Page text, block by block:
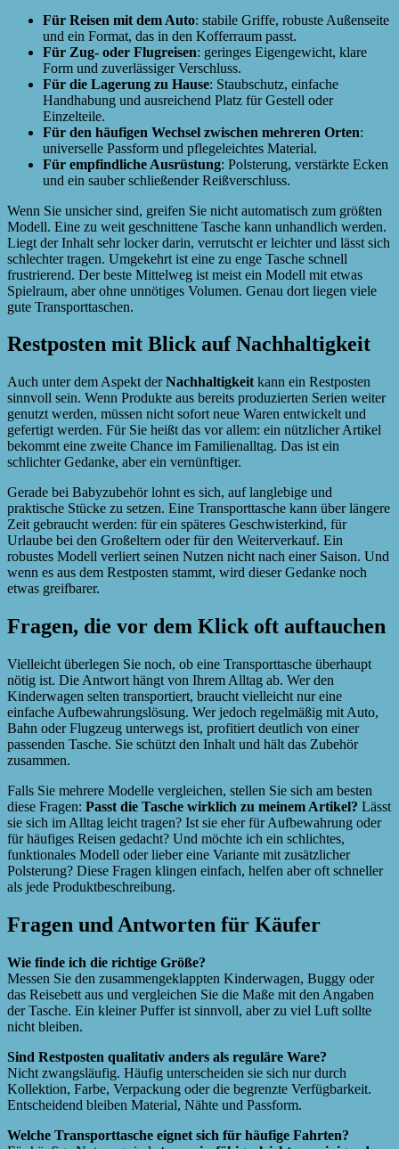
Für Reisen mit dem Auto: stabile Griffe, robuste Außenseite
und ein Format, das in den Kofferraum passt.
Für Zug- oder Flugreisen: geringes Eigengewicht, klare
Form und zuverlässiger Verschluss.
Für die Lagerung zu Hause: Staubschutz, einfache
Handhabung und ausreichend Platz für Gestell oder
Einzelteile.
Für den häufigen Wechsel zwischen mehreren Orten:
universelle Passform und pflegeleichtes Material.
Für empfindliche Ausrüstung: Polsterung, verstärkte Ecken
und ein sauber schließender Reißverschluss.
Wenn Sie unsicher sind, greifen Sie nicht automatisch zum größten
Modell. Eine zu weit geschnittene Tasche kann unhandlich werden.
Liegt der Inhalt sehr locker darin, verrutscht er leichter und lässt sich
schlechter tragen. Umgekehrt ist eine zu enge Tasche schnell
frustrierend. Der beste Mittelweg ist meist ein Modell mit etwas
Spielraum, aber ohne unnötiges Volumen. Genau dort liegen viele
gute Transporttaschen.
Restposten mit Blick auf Nachhaltigkeit
Auch unter dem Aspekt derNachhaltigkeit kann ein Restposten
sinnvoll sein. Wenn Produkte aus bereits produzierten Serien weiter
genutzt werden, müssen nicht sofort neue Waren entwickelt und
gefertigt werden. Für Sie heißt das vor allem: ein nützlicher Artikel
bekommt eine zweite Chance im Familienalltag. Das ist ein
schlichter Gedanke, aber ein vernünftiger.
Gerade bei Babyzubehör lohnt es sich, auf langlebige und
praktische Stücke zu setzen. Eine Transporttasche kann über längere
Zeit gebraucht werden: für ein späteres Geschwisterkind, für
Urlaube bei den Großeltern oder für den Weiterverkauf. Ein
robustes Modell verliert seinen Nutzen nicht nach einer Saison. Und
wenn es aus dem Restposten stammt, wird dieser Gedanke noch
etwas greifbarer.
Fragen, die vor dem Klick oft auftauchen
Vielleicht überlegen Sie noch, ob eine Transporttasche überhaupt
nötig ist. Die Antwort hängt von Ihrem Alltag ab. Wer den
Kinderwagen selten transportiert, braucht vielleicht nur eine
einfache Aufbewahrungslösung. Wer jedoch regelmäßig mit Auto,
Bahn oder Flugzeug unterwegs ist, profitiert deutlich von einer
passenden Tasche. Sie schützt den Inhalt und hält das Zubehör
zusammen.
Falls Sie mehrere Modelle vergleichen, stellen Sie sich am besten
diese Fragen: Passt die Tasche wirklich zu meinem Artikel? Lässt
sie sich im Alltag leicht tragen? Ist sie eher für Aufbewahrung oder
für häufiges Reisen gedacht? Und möchte ich ein schlichtes,
funktionales Modell oder lieber eine Variante mit zusätzlicher
Polsterung? Diese Fragen klingen einfach, helfen aber oft schneller
als jede Produktbeschreibung.
Fragen und Antworten für Käufer
Wie finde ich die richtige Größe?
Messen Sie den zusammengeklappten Kinderwagen, Buggy oder
das Reisebett aus und vergleichen Sie die Maße mit den Angaben
der Tasche. Ein kleiner Puffer ist sinnvoll, aber zu viel Luft sollte
nicht bleiben.
Sind Restposten qualitativ anders als reguläre Ware?
Nicht zwangsläufig. Häufig unterscheiden sie sich nur durch
Kollektion, Farbe, Verpackung oder die begrenzte Verfügbarkeit.
Entscheidend bleiben Material, Nähte und Passform.
Welche Transporttasche eignet sich für häufige Fahrten?